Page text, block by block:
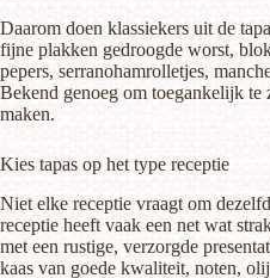
Daarom doen klassiekers uit de
fijne plakken gedroogde worst,
pepers, serranohamrolletjes,
Bekend genoeg om toegankelijk
maken.
Kies tapas op het type receptie
Niet elke receptie vraagt om
receptie heeft vaak een net wat
met een rustige, verzorgde
kaas van goede kwaliteit, noten,